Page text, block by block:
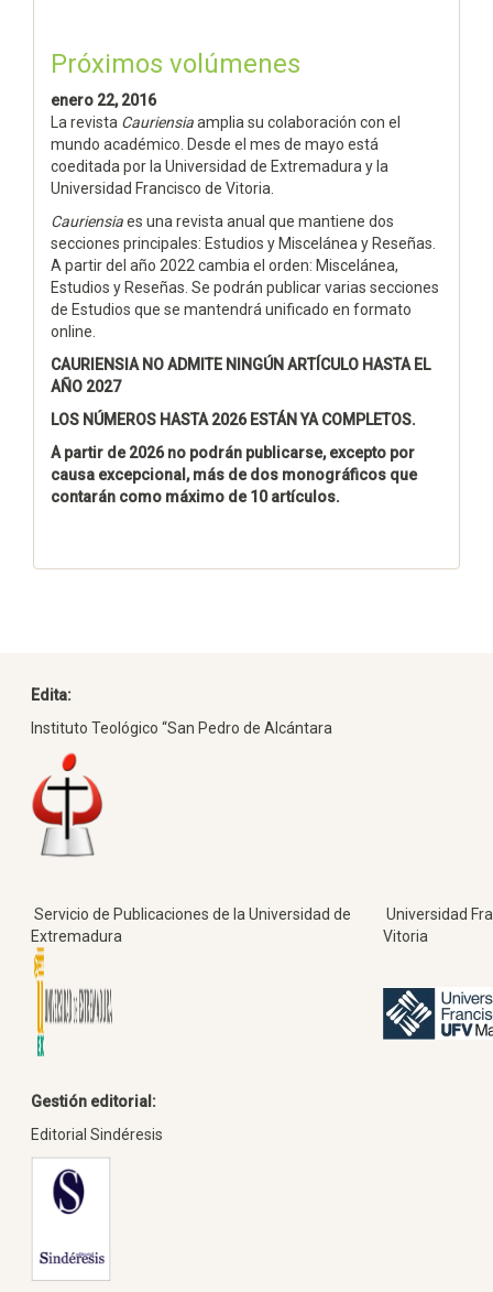
Próximos volúmenes
enero 22, 2016
La revista Cauriensiaamplia su colaboración con el
mundo académico. Desde el mes de mayo está
coeditada por la Universidad de Extremadura y la
Universidad Francisco de Vitoria.
Cauriensiaes una revista anual que mantiene dos
secciones principales: Estudios y Miscelánea y Reseñas.
A partir del año 2022 cambia el orden: Miscelánea,
Estudios y Reseñas. Se podrán publicar varias secciones
de Estudios que se mantendrá unificado en formato
online.
CAURIENSIA NO ADMITE NINGÚN ARTÍCULO HASTA EL
AÑO 2027
LOS NÚMEROS HASTA 2026 ESTÁN YA COMPLETOS.
A partir de 2026 no podrán publicarse, excepto por
causa excepcional, más de dos monográficos que
contarán como máximo de 10 artículos.
Edita:
Instituto Teológico “San Pedro de Alcántara
Servicio de Publicaciones de la Universidad de
Extremadura
Universidad
Vitoria
Gestión editorial:
Editorial Sindéresis